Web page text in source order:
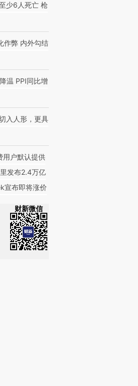
少6人死亡 枪
作弊 内外勾结
温 PPI同比增
入人形，更具
用户默认提供
发布2.4万亿
宣布即将涨价
财新微信